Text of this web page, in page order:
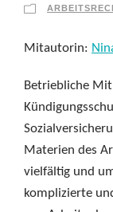
Mitautorin:
Betriebliche
Materien des
vielfältig und
komplizierte